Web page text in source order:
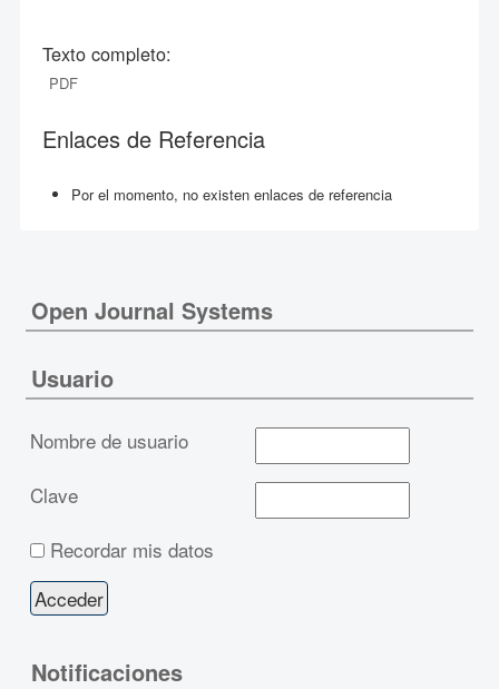
Texto completo:
PDF
Enlaces de Referencia
Por el momento, no existen enlaces de referencia
Open Journal Systems
Usuario
Nombre de usuario
Clave
Recordar mis datos
Notificaciones